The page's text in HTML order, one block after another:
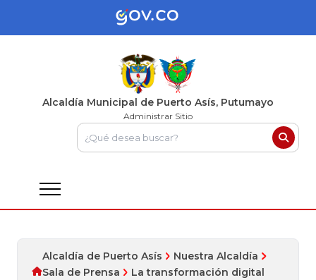
Alcaldía Municipal de Puerto Asís, Putumayo
Administrar Sitio
Alcaldía de Puerto Asís
Nuestra Alcaldía
Sala de Prensa
La transformación digital